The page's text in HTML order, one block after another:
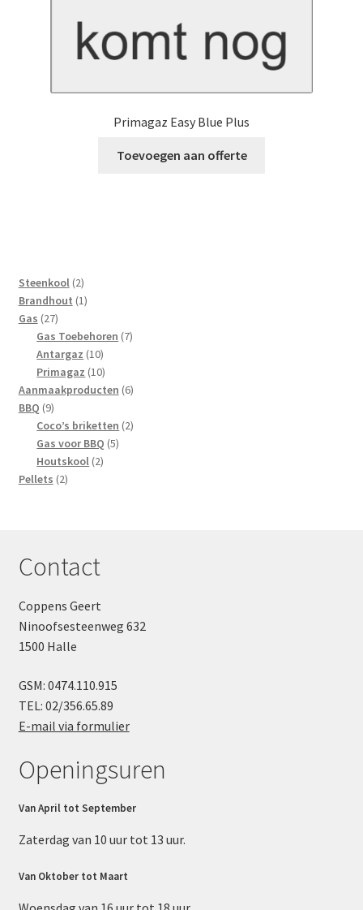
Primagaz Easy Blue Plus
Toevoegen aan offerte
Steenkool 22
producten
Brandhout 11
Gas 2727
producten
Gas Toebehoren 77
Antargaz 1010
producten
Primagaz 1010
producten
Aanmaakproducten 66
BBQ 99
producten
Coco’s briketten 22
Gas voor BBQ 55
Houtskool 22
Pellets 22
Contact
Coppens Geert
Ninoofsesteenweg 632
1500 Halle
GSM: 0474.110.915
TEL: 02/356.65.89
E-mail via formulier
Openingsuren
Van April tot September
Zaterdag van 10 uur tot 13 uur.
Van Oktober tot Maart